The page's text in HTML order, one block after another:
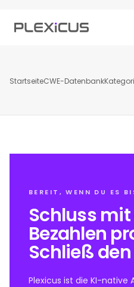
StartseiteCWE-Datenbank
BEREIT, WENN DU ES
Schluss
Bezahlen
Schließ
Plexicus ist die KI-native